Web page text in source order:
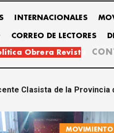
INTERNACIONALES
CORREO DE LECTORES
Obrera Revista
Clasista de la Provincia
MOVIMIENTO